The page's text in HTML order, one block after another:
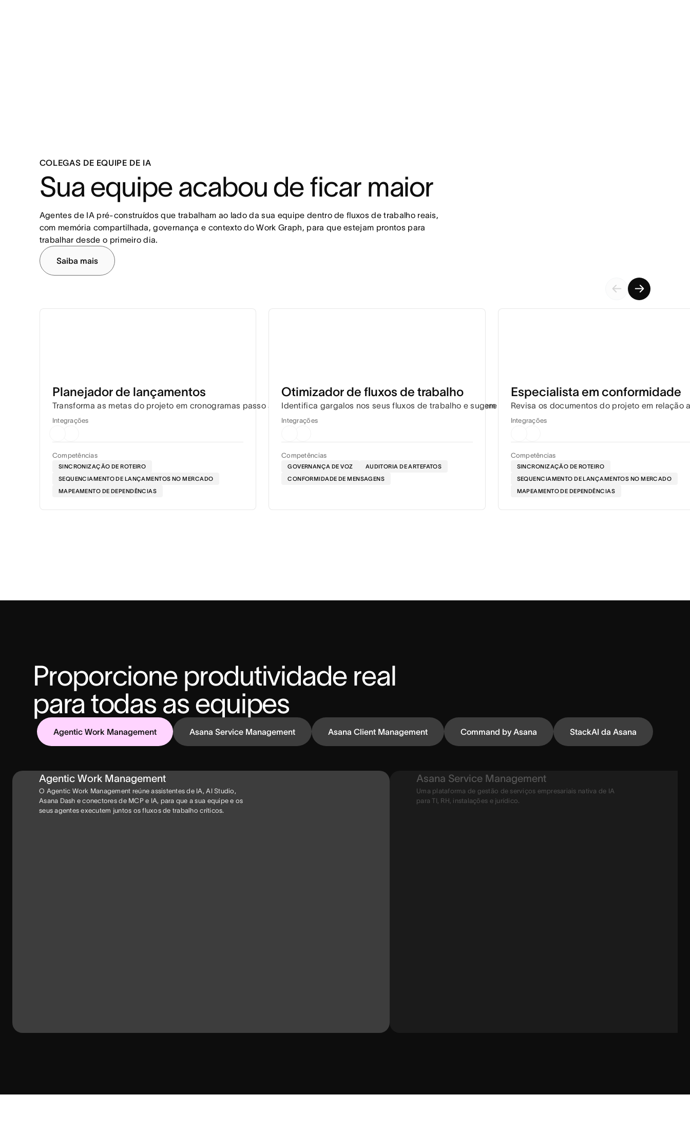
COLEGAS DE EQUIPE DE IA
Sua equipe acabou de ficar maior
Agentes de IA pré-construídos que trabalham ao lado da sua equipe dentro de fluxos de trabalho reais,
com memória compartilhada, governança e contexto do Work Graph, para que estejam prontos para
trabalhar desde o primeiro dia.
Saiba mais
Planejador de lançamentos
Transforma as metas do projeto em cronogramas passo a passo para que você possa cumprir todos os prazos sem precisar coordenar cada detalhe.
Competências
SINCRONIZAÇÃO DE ROTEIRO
SEQUENCIAMENTO DE LANÇAMENTOS NO MERCADO
MAPEAMENTO DE DEPENDÊNCIAS
Integrações
Otimizador de fluxos de trabalho
Identifica gargalos nos seus fluxos de trabalho e sugere correções para que o trabalho continue
Competências
GOVERNANÇA DE VOZ
AUDITORIA DE ARTEFATOS
CONFORMIDADE DE MENSAGENS
Integrações
Especialista em conformidade
Revisa os documentos do projeto em
Competências
SINCRONIZAÇÃO DE ROTEIRO
SEQUENCIAMENTO DE LANÇAMENTOS NO MERCADO
MAPEAMENTO DE DEPENDÊNCIAS
Integrações
Proporcione produtividade real
para todas as equipes
Agentic Work Management Asana Service Management Asana Client Management Command by Asana StackAI da Asana
Agentic Work Management
O Agentic Work Management reúne assistentes de IA, AI Studio,
Asana Dash e conectores de MCP e IA, para que a sua equipe e os
seus agentes executem juntos os fluxos de trabalho críticos.
Asana Service Management
Uma plataforma de gestão de serviços empresariais nativa de IA
para TI, RH, instalações e jurídico.